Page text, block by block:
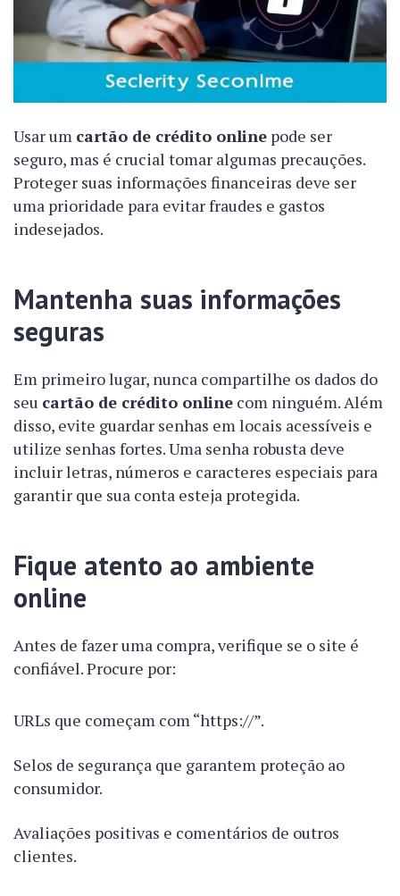
Usar um cartão de crédito online pode ser
seguro, mas é crucial tomar algumas precauções.
Proteger suas informações financeiras deve ser
uma prioridade para evitar fraudes e gastos
indesejados.
Mantenha suas informações
seguras
Em primeiro lugar, nunca compartilhe os dados do
seu cartão de crédito online com ninguém. Além
disso, evite guardar senhas em locais acessíveis e
utilize senhas fortes. Uma senha robusta deve
incluir letras, números e caracteres especiais para
garantir que sua conta esteja protegida.
Fique atento ao ambiente
online
Antes de fazer uma compra, verifique se o site é
confiável. Procure por:
URLs que começam com “https://”.
Selos de segurança que garantem proteção ao
consumidor.
Avaliações positivas e comentários de outros
clientes.